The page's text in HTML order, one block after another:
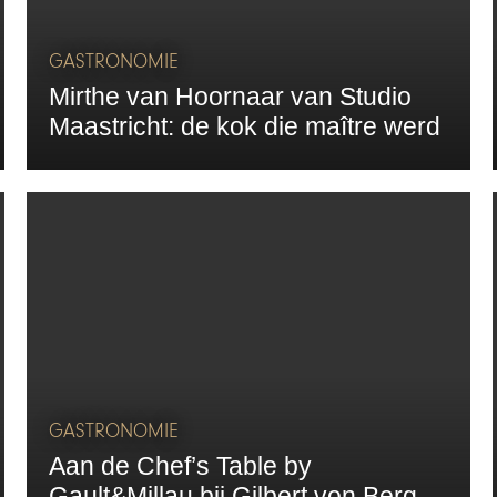
GASTRONOMIE
Mirthe van Hoornaar van Studio
Maastricht: de kok die maître werd
GASTRONOMIE
Aan de Chef’s Table by